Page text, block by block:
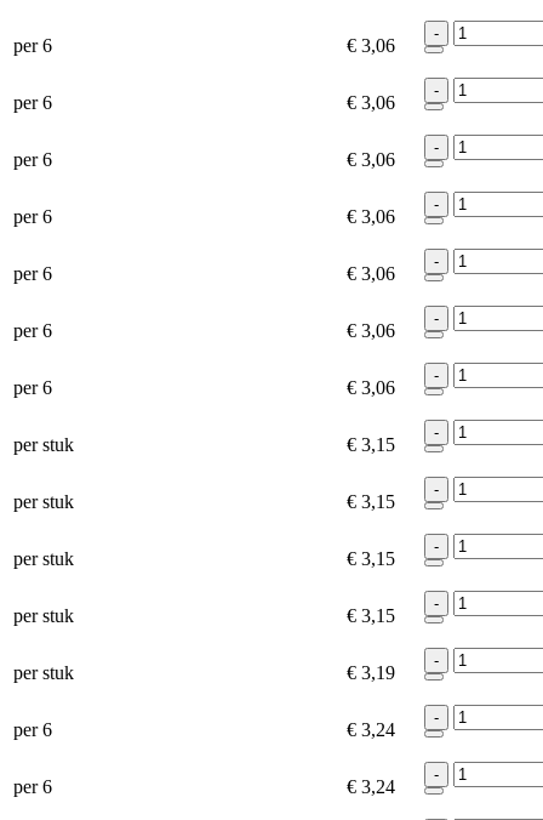
per 6 € 3,06
-
per 6 € 3,06
-
per 6 € 3,06
-
per 6 € 3,06
-
per 6 € 3,06
-
per 6 € 3,06
-
per 6 € 3,06
-
per stuk € 3,15
-
per stuk € 3,15
-
per stuk € 3,15
-
per stuk € 3,15
-
per stuk € 3,19
-
per 6 € 3,24
-
per 6 € 3,24
-